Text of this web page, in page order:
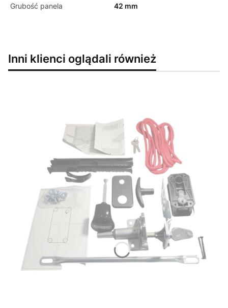
Grubość panela 42 mm
Inni klienci oglądali również